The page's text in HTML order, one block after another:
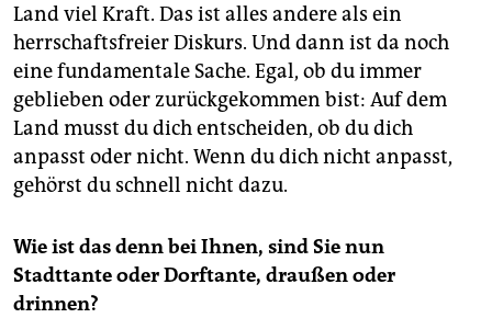
Land viel Kraft. Das ist alles andere als ein
herrschaftsfreier Diskurs. Und dann ist da noch
eine fundamentale Sache. Egal, ob du immer
geblieben oder zurückgekommen bist: Auf dem
Land musst du dich entscheiden, ob du dich
anpasst oder nicht. Wenn du dich nicht anpasst,
gehörst du schnell nicht dazu.
Wie ist das denn bei Ihnen, sind Sie nun
Stadttante oder Dorftante, draußen oder
drinnen?